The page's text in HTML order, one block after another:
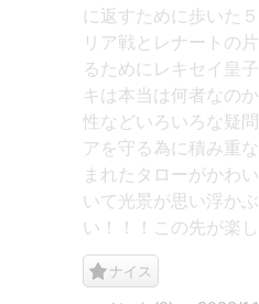
に返すために歩いた
リア戦とレナートの
るためにレキセイ皇
キは本当は何者なの
性などいろいろな疑
アを守る為に積み重
まれたタローがかわ
いて光景が思い浮か
い！！！この先が楽し
ナイス